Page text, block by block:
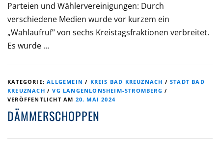
Parteien und Wählervereinigungen: Durch
verschiedene Medien wurde vor kurzem ein
„Wahlaufruf“ von sechs Kreistagsfraktionen verbreitet.
Es wurde …
KATEGORIE:ALLGEMEIN / KREIS BAD KREUZNACH /STADT BAD
KREUZNACH /VG LANGENLONSHEIM-STROMBERG /
VERÖFFENTLICHT AM 20. MAI 2024
DÄMMERSCHOPPEN